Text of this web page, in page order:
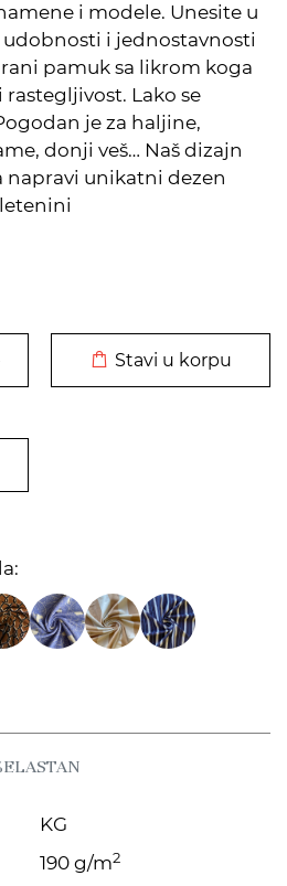
i modele. Unesite u
udobnosti i jednostavnosti
pamuk sa likrom koga
Lako se
je za haljine,
donji veš… Naš dizajn
napravi unikatni dezen
Stavi u korpu
KG
190 g/m2